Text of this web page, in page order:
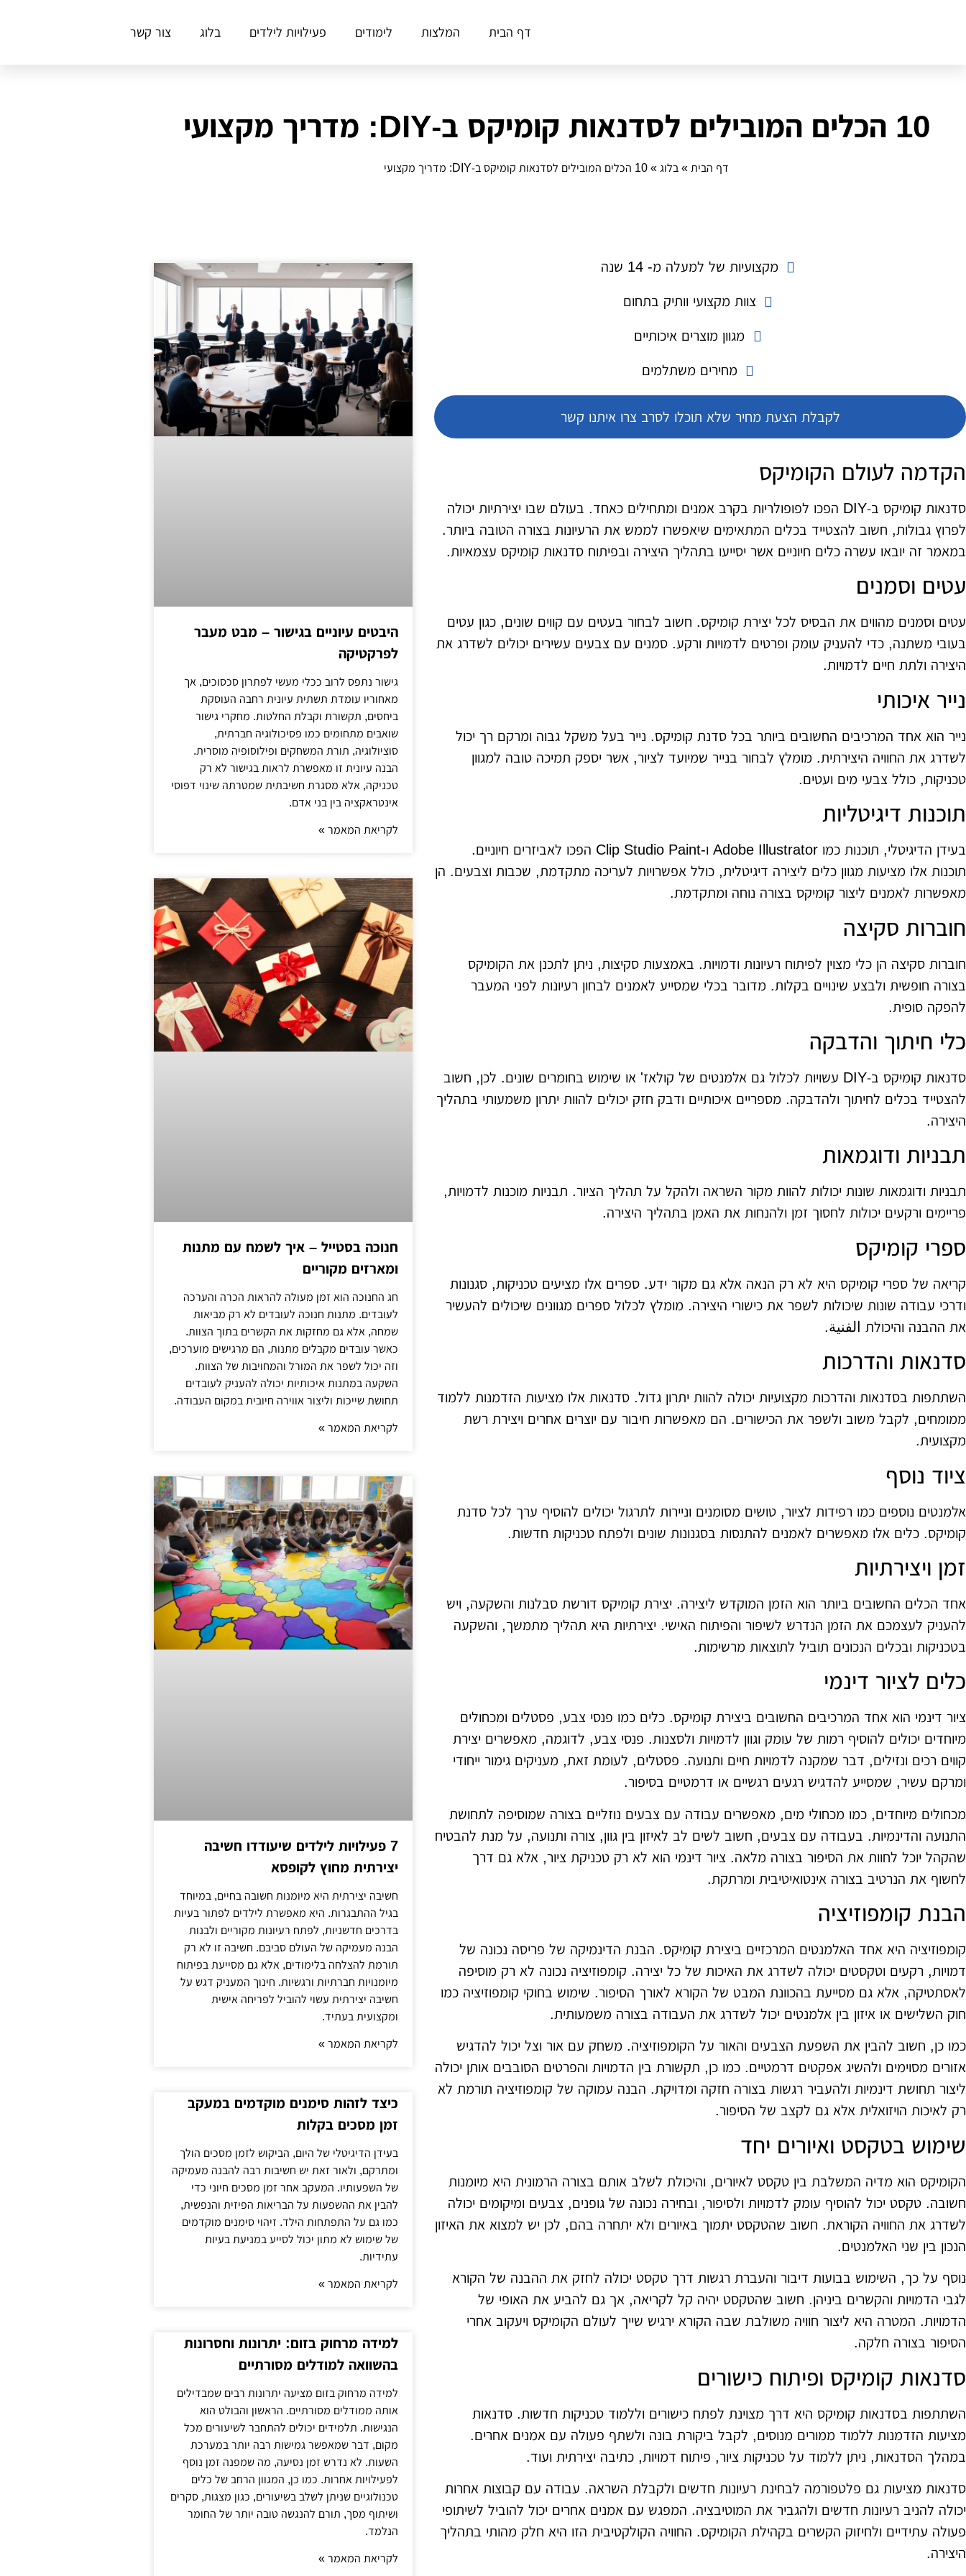
דף הבית המלצות לימודים פעילויות לילדים בלוג צור קשר
10 הכלים המובילים לסדנאות קומיקס ב‑DIY: מדריך מקצועי
דף הבית » בלוג » 10 הכלים המובילים לסדנאות קומיקס ב‑DIY: מדריך מקצועי
מקצועיות של למעלה מ- 14 שנה
צוות מקצועי וותיק בתחום
מגוון מוצרים איכותיים
מחירים משתלמים
לקבלת הצעת מחיר שלא תוכלו לסרב צרו איתנו קשר
הקדמה לעולם הקומיקס
סדנאות קומיקס ב‑DIY הפכו לפופולריות בקרב אמנים ומתחילים כאחד. בעולם שבו יצירתיות יכולה
לפרוץ גבולות, חשוב להצטייד בכלים המתאימים שיאפשרו לממש את הרעיונות בצורה הטובה ביותר.
במאמר זה יובאו עשרה כלים חיוניים אשר יסייעו בתהליך היצירה ובפיתוח סדנאות קומיקס עצמאיות.
עטים וסמנים
עטים וסמנים מהווים את הבסיס לכל יצירת קומיקס. חשוב לבחור בעטים עם קווים שונים, כגון עטים
בעובי משתנה, כדי להעניק עומק ופרטים לדמויות ורקע. סמנים עם צבעים עשירים יכולים לשדרג את
היצירה ולתת חיים לדמויות.
נייר איכותי
נייר הוא אחד המרכיבים החשובים ביותר בכל סדנת קומיקס. נייר בעל משקל גבוה ומרקם רך יכול
לשדרג את החוויה היצירתית. מומלץ לבחור בנייר שמיועד לציור, אשר יספק תמיכה טובה למגוון
טכניקות, כולל צבעי מים ועטים.
תוכנות דיגיטליות
בעידן הדיגיטלי, תוכנות כמו Adobe Illustrator ו-Clip Studio Paint הפכו לאביזרים חיוניים.
תוכנות אלו מציעות מגוון כלים ליצירה דיגיטלית, כולל אפשרויות לעריכה מתקדמת, שכבות וצבעים. הן
מאפשרות לאמנים ליצור קומיקס בצורה נוחה ומתקדמת.
חוברות סקיצה
חוברות סקיצה הן כלי מצוין לפיתוח רעיונות ודמויות. באמצעות סקיצות, ניתן לתכנן את הקומיקס
בצורה חופשית ולבצע שינויים בקלות. מדובר בכלי שמסייע לאמנים לבחון רעיונות לפני המעבר
להפקה סופית.
כלי חיתוך והדבקה
סדנאות קומיקס ב‑DIY עשויות לכלול גם אלמנטים של קולאז' או שימוש בחומרים שונים. לכן, חשוב
להצטייד בכלים לחיתוך ולהדבקה. מספריים איכותיים ודבק חזק יכולים להוות יתרון משמעותי בתהליך
היצירה.
תבניות ודוגמאות
תבניות ודוגמאות שונות יכולות להוות מקור השראה ולהקל על תהליך הציור. תבניות מוכנות לדמויות,
פריימים ורקעים יכולות לחסוך זמן ולהנחות את האמן בתהליך היצירה.
ספרי קומיקס
קריאה של ספרי קומיקס היא לא רק הנאה אלא גם מקור ידע. ספרים אלו מציעים טכניקות, סגנונות
ודרכי עבודה שונות שיכולות לשפר את כישורי היצירה. מומלץ לכלול ספרים מגוונים שיכולים להעשיר
את ההבנה והיכולת الفنية.
סדנאות והדרכות
השתתפות בסדנאות והדרכות מקצועיות יכולה להוות יתרון גדול. סדנאות אלו מציעות הזדמנות ללמוד
ממומחים, לקבל משוב ולשפר את הכישורים. הם מאפשרות חיבור עם יוצרים אחרים ויצירת רשת
מקצועית.
ציוד נוסף
אלמנטים נוספים כמו רפידות לציור, טושים מסומנים וניירות לתרגול יכולים להוסיף ערך לכל סדנת
קומיקס. כלים אלו מאפשרים לאמנים להתנסות בסגנונות שונים ולפתח טכניקות חדשות.
זמן ויצירתיות
אחד הכלים החשובים ביותר הוא הזמן המוקדש ליצירה. יצירת קומיקס דורשת סבלנות והשקעה, ויש
להעניק לעצמכם את הזמן הנדרש לשיפור והפיתוח האישי. יצירתיות היא תהליך מתמשך, והשקעה
בטכניקות ובכלים הנכונים תוביל לתוצאות מרשימות.
כלים לציור דינמי
ציור דינמי הוא אחד המרכיבים החשובים ביצירת קומיקס. כלים כמו פנסי צבע, פסטלים ומכחולים
מיוחדים יכולים להוסיף רמות של עומק וגוון לדמויות ולסצנות. פנסי צבע, לדוגמה, מאפשרים יצירת
קווים רכים ונזילים, דבר שמקנה לדמויות חיים ותנועה. פסטלים, לעומת זאת, מעניקים גימור ייחודי
ומרקם עשיר, שמסייע להדגיש רגעים רגשיים או דרמטיים בסיפור.
מכחולים מיוחדים, כמו מכחולי מים, מאפשרים עבודה עם צבעים נוזליים בצורה שמוסיפה לתחושת
התנועה והדינמיות. בעבודה עם צבעים, חשוב לשים לב לאיזון בין גוון, צורה ותנועה, על מנת להבטיח
שהקהל יוכל לחוות את הסיפור בצורה מלאה. ציור דינמי הוא לא רק טכניקת ציור, אלא גם דרך
לחשוף את הנרטיב בצורה אינטואיטיבית ומרתקת.
הבנת קומפוזיציה
קומפוזיציה היא אחד האלמנטים המרכזיים ביצירת קומיקס. הבנת הדינמיקה של פריסה נכונה של
דמויות, רקעים וטקסטים יכולה לשדרג את האיכות של כל יצירה. קומפוזיציה נכונה לא רק מוסיפה
לאסתטיקה, אלא גם מסייעת בהכוונת המבט של הקורא לאורך הסיפור. שימוש בחוקי קומפוזיציה כמו
חוק השלישים או איזון בין אלמנטים יכול לשדרג את העבודה בצורה משמעותית.
כמו כן, חשוב להבין את השפעת הצבעים והאור על הקומפוזיציה. משחק עם אור וצל יכול להדגיש
אזורים מסוימים ולהשיג אפקטים דרמטיים. כמו כן, תקשורת בין הדמויות והפרטים הסובבים אותן יכולה
ליצור תחושת דינמיות ולהעביר רגשות בצורה חזקה ומדויקת. הבנה עמוקה של קומפוזיציה תורמת לא
רק לאיכות הויזואלית אלא גם לקצב של הסיפור.
שימוש בטקסט ואיורים יחד
הקומיקס הוא מדיה המשלבת בין טקסט לאיורים, והיכולת לשלב אותם בצורה הרמונית היא מיומנות
חשובה. טקסט יכול להוסיף עומק לדמויות ולסיפור, ובחירה נכונה של גופנים, צבעים ומיקומים יכולה
לשדרג את החוויה הקוראת. חשוב שהטקסט יתמוך באיורים ולא יתחרה בהם, לכן יש למצוא את האיזון
הנכון בין שני האלמנטים.
נוסף על כך, השימוש בבועות דיבור והעברת רגשות דרך טקסט יכולה לחזק את ההבנה של הקורא
לגבי הדמויות והקשרים ביניהן. חשוב שהטקסט יהיה קל לקריאה, אך גם להביע את האופי של
הדמויות. המטרה היא ליצור חוויה משולבת שבה הקורא ירגיש שייך לעולם הקומיקס ויעקוב אחרי
הסיפור בצורה חלקה.
סדנאות קומיקס ופיתוח כישורים
השתתפות בסדנאות קומיקס היא דרך מצוינת לפתח כישורים וללמוד טכניקות חדשות. סדנאות
מציעות הזדמנות ללמוד ממורים מנוסים, לקבל ביקורת בונה ולשתף פעולה עם אמנים אחרים.
במהלך הסדנאות, ניתן ללמוד על טכניקות ציור, פיתוח דמויות, כתיבה יצירתית ועוד.
סדנאות מציעות גם פלטפורמה לבחינת רעיונות חדשים ולקבלת השראה. עבודה עם קבוצות אחרות
יכולה להניב רעיונות חדשים ולהגביר את המוטיבציה. המפגש עם אמנים אחרים יכול להוביל לשיתופי
פעולה עתידיים ולחיזוק הקשרים בקהילת הקומיקס. החוויה הקולקטיבית הזו היא חלק מהותי בתהליך
היצירה.
היבטים עיוניים בגישור – מבט מעבר
לפרקטיקה
גישור נתפס לרוב ככלי מעשי לפתרון סכסוכים, אך
מאחוריו עומדת תשתית עיונית רחבה העוסקת
ביחסים, תקשורת וקבלת החלטות. מחקרי גישור
שואבים מתחומים כמו פסיכולוגיה חברתית,
סוציולוגיה, תורת המשחקים ופילוסופיה מוסרית.
הבנה עיונית זו מאפשרת לראות בגישור לא רק
טכניקה, אלא מסגרת חשיבתית שמטרתה שינוי דפוסי
אינטראקציה בין בני אדם.
לקריאת המאמר »
חנוכה בסטייל – איך לשמח עם מתנות
ומארזים מקוריים
חג החנוכה הוא זמן מעולה להראות הכרה והערכה
לעובדים. מתנות חנוכה לעובדים לא רק מביאות
שמחה, אלא גם מחזקות את הקשרים בתוך הצוות.
כאשר עובדים מקבלים מתנות, הם מרגישים מוערכים,
וזה יכול לשפר את המורל והמחויבות של הצוות.
השקעה במתנות איכותיות יכולה להעניק לעובדים
תחושת שייכות וליצור אווירה חיובית במקום העבודה.
לקריאת המאמר »
7 פעילויות לילדים שיעודדו חשיבה
יצירתית מחוץ לקופסא
חשיבה יצירתית היא מיומנות חשובה בחיים, במיוחד
בגיל ההתבגרות. היא מאפשרת לילדים לפתור בעיות
בדרכים חדשניות, לפתח רעיונות מקוריים ולבנות
הבנה מעמיקה של העולם סביבם. חשיבה זו לא רק
תורמת להצלחה בלימודים, אלא גם מסייעת בפיתוח
מיומנויות חברתיות ורגשיות. חינוך המעניק דגש על
חשיבה יצירתית עשוי להוביל לפריחה אישית
ומקצועית בעתיד.
לקריאת המאמר »
כיצד לזהות סימנים מוקדמים במעקב
זמן מסכים בקלות
בעידן הדיגיטלי של היום, הביקוש לזמן מסכים הולך
ומתרקם, ולאור זאת יש חשיבות רבה להבנה מעמיקה
של השפעותיו. המעקב אחר זמן מסכים חיוני כדי
להבין את ההשפעות על הבריאות הפיזית והנפשית,
כמו גם על התפתחות הילד. זיהוי סימנים מוקדמים
של שימוש לא מתון יכול לסייע במניעת בעיות
עתידיות.
לקריאת המאמר »
למידה מרחוק בזום: יתרונות וחסרונות
בהשוואה למודלים מסורתיים
למידה מרחוק בזום מציעה יתרונות רבים שמבדילים
אותה ממודלים מסורתיים. הראשון והבולט הוא
הנגישות. תלמידים יכולים להתחבר לשיעורים מכל
מקום, דבר שמאפשר גמישות רבה יותר במערכת
השעות. לא נדרש זמן נסיעה, מה שמפנה זמן נוסף
לפעילויות אחרות. כמו כן, המגוון הרחב של כלים
טכנולוגיים שניתן לשלב בשיעורים, כגון מצגות, סקרים
ושיתוף מסך, תורם להנגשה טובה יותר של החומר
הנלמד.
לקריאת המאמר »